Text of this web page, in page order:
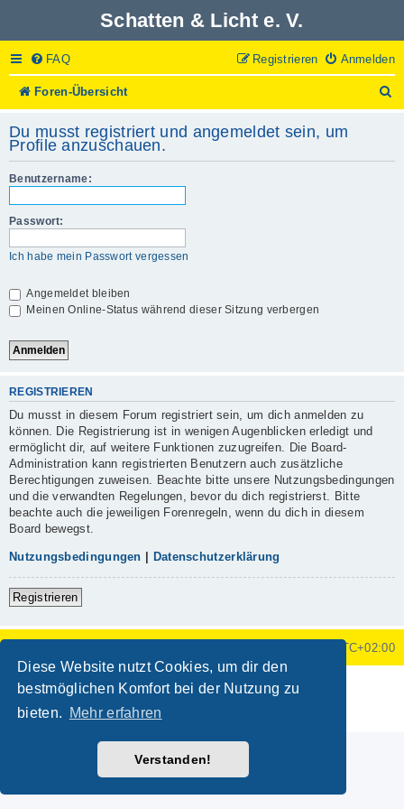
Diese Website nutzt Cookies, um dir den
bestmöglichen Komfort bei der Nutzung zu
bieten.
Mehr erfahren
Verstanden!
Schatten & Licht e. V.
FAQ Anmelden
Registrieren
Foren-Übersicht
u
e
Du musst registriert und angemeldet sein, um
Profile anzuschauen.
Benutzername:
Passwort:
Ich habe mein Passwort vergessen
Angemeldet bleiben
Meinen Online-Status während dieser Sitzung verbergen
REGISTRIEREN
Du musst in diesem Forum registriert sein, um dich anmelden zu
können. Die Registrierung ist in wenigen Augenblicken erledigt und
ermöglicht dir, auf weitere Funktionen zuzugreifen. Die Board-
Administration kann registrierten Benutzern auch zusätzliche
Berechtigungen zuweisen. Beachte bitte unsere Nutzungsbedingungen
und die verwandten Regelungen, bevor du dich registrierst. Bitte
beachte auch die jeweiligen Forenregeln, wenn du dich in diesem
Board bewegst.
Nutzungsbedingungen Datenschutzerklärung
Registrieren
UTC+02:00
Powered by phpBB ® Forum Software © phpBB Limited
phpBB.de
Datenschutz